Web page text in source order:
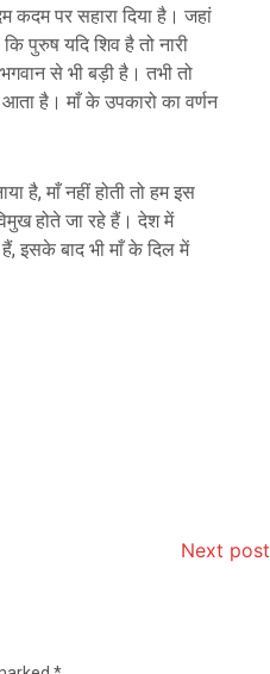
कदम पर सहारा दिया है। जहां
पुरुष यदि शिव है तो नारी
से भी बड़ी है। तभी तो
है। माँ के उपकारो का वर्णन
है, माँ नहीं होती तो हम इस
होते जा रहे हैं। देश में
इसके बाद भी माँ के दिल में
Next post